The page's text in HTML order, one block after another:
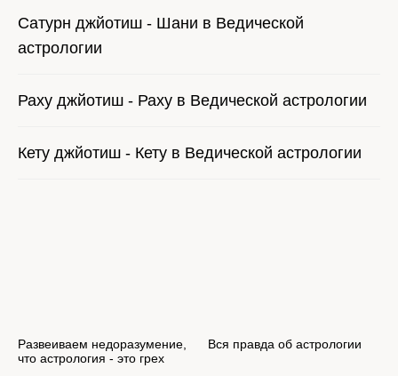
Сатурн джйотиш - Шани в Ведической
астрологии
Раху джйотиш - Раху в Ведической астрологии
Кету джйотиш - Кету в Ведической астрологии
Развеиваем недоразумение,
что астрология - это грех
Вся правда об астрологии